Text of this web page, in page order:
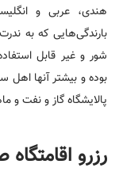
هندی، عربی و
بارندگی‌هایی که به
شور و غیر قابل
بوده و بیشتر آنها
پالایشگاه گاز و نفت و
رزرو